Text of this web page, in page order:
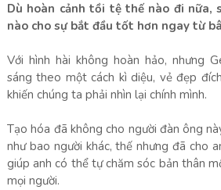
Dù hoàn cảnh tồi tệ thế nào đi nữa,
nào cho sự bắt đầu tốt hơn ngay từ
Với hình hài không hoàn hảo, nhưng
sáng theo một cách kì diệu, vẻ đẹp
khiến chúng ta phải nhìn lại chính mình.
Tạo hóa đã không cho người đàn ông
như bao người khác, thế nhưng đã cho
giúp anh có thể tự chăm sóc bản thân
mọi người.